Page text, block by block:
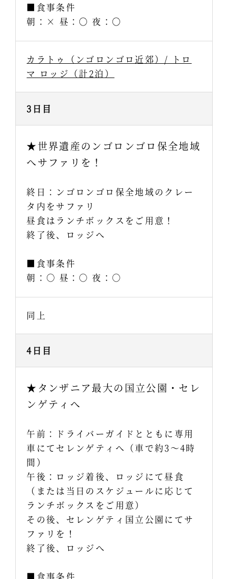
■食事条件
朝：× 昼：〇 夜：〇
カラトゥ（ンゴロンゴロ近郊）/ トロ
マ ロッジ（計2泊）
3日目
★世界遺産のンゴロンゴロ保全地域
へサファリを！
終日：ンゴロンゴロ保全地域のクレー
タ内をサファリ
昼食はランチボックスをご用意！
終了後、ロッジへ
■食事条件
朝：○ 昼：○ 夜：○
同上
4日目
★タンザニア最大の国立公園・セレ
ンゲティへ
午前：ドライバーガイドとともに専用
車にてセレンゲティへ（車で約3～4時
間）
午後：ロッジ着後、ロッジにて昼食
（または当日のスケジュールに応じて
ランチボックスをご用意）
その後、セレンゲティ国立公園にてサ
ファリを！
終了後、ロッジへ
■食事条件